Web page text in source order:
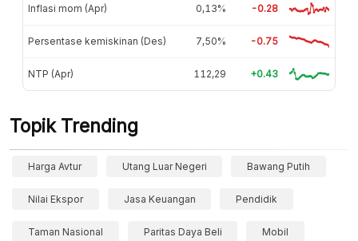
Inflasi mom (Apr) 0,13% -0.28
Persentase kemiskinan (Des) 7,50% -0.75
NTP (Apr) 112,29 +0.43
Topik Trending
Harga Avtur Utang Luar Negeri Bawang Putih
Nilai Ekspor Jasa Keuangan Pendidik
Taman Nasional Paritas Daya Beli Mobil